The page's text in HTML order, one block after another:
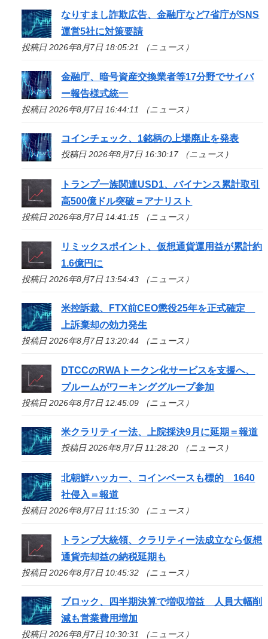
なりすまし詐欺広告、金融庁など7省庁がSNS
運営5社に対策要請
投稿日 2026年8月7日 18:05:21 （ニュース）
金融庁、暗号資産交換業者等17分野でサイバ
ー報告様式統一
投稿日 2026年8月7日 16:44:11 （ニュース）
コインチェック、1銘柄の上場廃止を発表
投稿日 2026年8月7日 16:30:17 （ニュース）
トランプ一族関連USD1、バイナンス累計取引
高500億ドル突破＝アナリスト
投稿日 2026年8月7日 14:41:15 （ニュース）
リミックスポイント、仮想通貨運用益が累計約
1.6億円に
投稿日 2026年8月7日 13:54:43 （ニュース）
米控訴裁、FTX前CEO懲役25年を正式確定
上訴棄却の効力発生
投稿日 2026年8月7日 13:20:44 （ニュース）
DTCCのRWAトークン化サービスを支援へ、
プルームがワーキンググループ参加
投稿日 2026年8月7日 12:45:09 （ニュース）
米クラリティー法、上院採決9月に延期＝報道
投稿日 2026年8月7日 11:28:20 （ニュース）
北朝鮮ハッカー、コインベースも標的 1640
社侵入＝報道
投稿日 2026年8月7日 11:15:30 （ニュース）
トランプ大統領、クラリティー法成立なら仮想
通貨売却益の納税延期も
投稿日 2026年8月7日 10:45:32 （ニュース）
ブロック、四半期決算で増収増益 人員大幅削
減も営業費用増加
投稿日 2026年8月7日 10:30:31 （ニュース）